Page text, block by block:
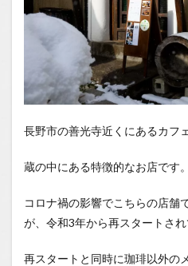
長野市の善光寺近くにあるカフェ
蔵の中にある特徴的なお店です。
コロナ禍の影響でこちらの店舗
が、令和3年から再スタートされ
再スタートと同時に珈琲以外の